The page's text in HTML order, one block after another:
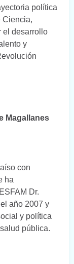
política
Ciencia,
el desarrollo
y
Magallanes
con
ha
Dr.
año 2007 y
y política
pública.